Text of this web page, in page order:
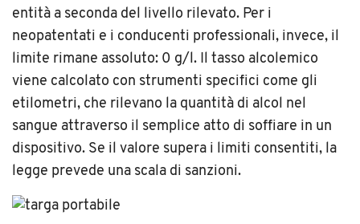
entità a seconda del livello rilevato. Per i
neopatentati e i conducenti professionali, invece, il
limite rimane assoluto: 0 g/l. Il tasso alcolemico
viene calcolato con strumenti specifici come gli
etilometri, che rilevano la quantità di alcol nel
sangue attraverso il semplice atto di soffiare in un
dispositivo. Se il valore supera i limiti consentiti, la
legge prevede una scala di sanzioni.